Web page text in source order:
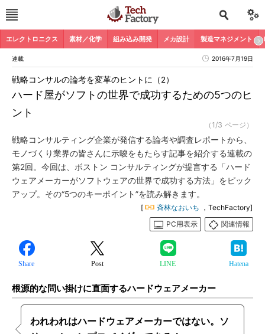
エレクトロニクス 素材／化学 組み込み開発 メカ設計 製造マネジメント
連載 2016年7月19日
ハード屋がソフトの世界で成功するための5つのヒ
ント
戦略コンサルの論考を変革のヒントに（2）
（1/3 ページ）
戦略コンサルティング企業が発信する論考や調査レポートから、
モノづくり業界の皆さんに示唆をもたらす記事を紹介する連載の
第2回。今回は、ボストン コンサルティングが提言する「ハード
ウェアメーカーがソフトウェアの世界で成功する方法」をピック
アップ。その“5つのキーポイント”を読み解きます。
[ 斉林なおいち ，TechFactory]
PC用表示
関連情報
Share Post LINE Hatena
根源的な問い掛けに直面するハードウェアメーカー
われわれはハードウェアメーカーではない。ソ